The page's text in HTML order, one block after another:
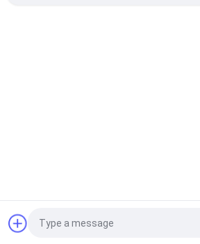
D'injecteur Denso
Demandez un devis